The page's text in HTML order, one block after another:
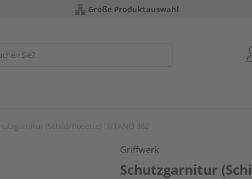
Große Produktauswahl
Griffwerk
Schutzgarnitur